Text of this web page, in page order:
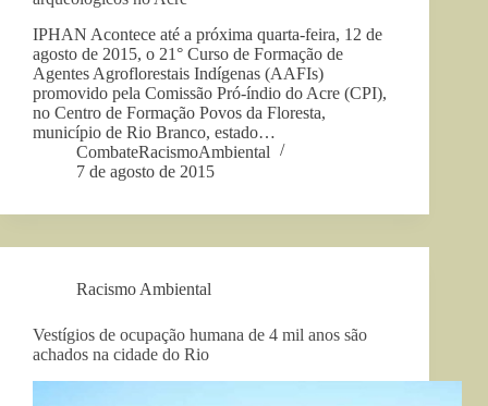
IPHAN Acontece até a próxima quarta-feira, 12 de
agosto de 2015, o 21° Curso de Formação de
Agentes Agroflorestais Indígenas (AAFIs)
promovido pela Comissão Pró-índio do Acre (CPI),
no Centro de Formação Povos da Floresta,
município de Rio Branco, estado…
CombateRacismoAmbiental
7 de agosto de 2015
Racismo Ambiental
Vestígios de ocupação humana de 4 mil anos são
achados na cidade do Rio